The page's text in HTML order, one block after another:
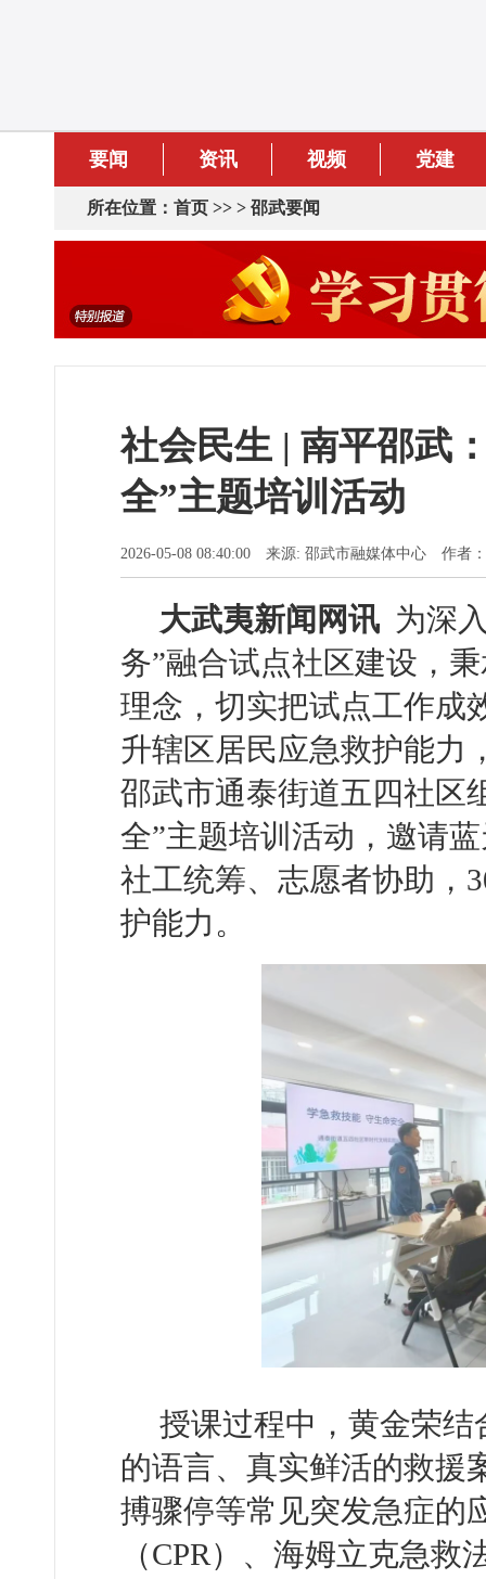
要闻 资讯 视频 党建
所在位置： 首页 >> > 邵武要闻
社会民生 | 南平邵武
全”主题培训活动
2026-05-08 08:40:00 来源: 邵武市融媒体中心 作者：
大武夷新闻网讯 为深
务”融合试点社区建设，
理念，切实把试点工作成
升辖区居民应急救护能力
邵武市通泰街道五四社区
全”主题培训活动，邀请
社工统筹、志愿者协助，
护能力。
授课过程中，黄金荣
的语言、真实鲜活的救援
搏骤停等常见突发急症的
（CPR）、海姆立克急